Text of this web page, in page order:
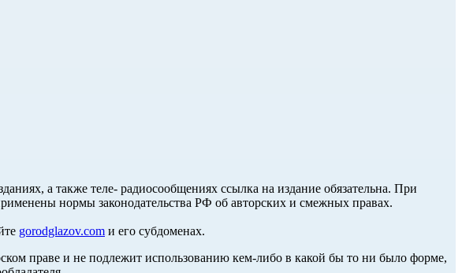
а также теле- радиосообщениях ссылка на издание обязательна. При
нормы законодательства РФ об авторских и смежных правах.
gorodglazov.com и его субдоменах.
праве и не подлежит использованию кем-либо в какой бы то ни было форме,